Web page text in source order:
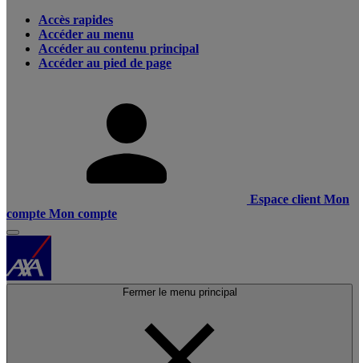
Accès rapides
Accéder au menu
Accéder au contenu principal
Accéder au pied de page
Espace client Mon
compte Mon compte
Fermer le menu principal